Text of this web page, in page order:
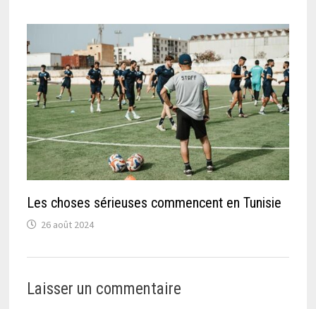
Les choses sérieuses commencent en Tunisie
26 août 2024
Laisser un commentaire